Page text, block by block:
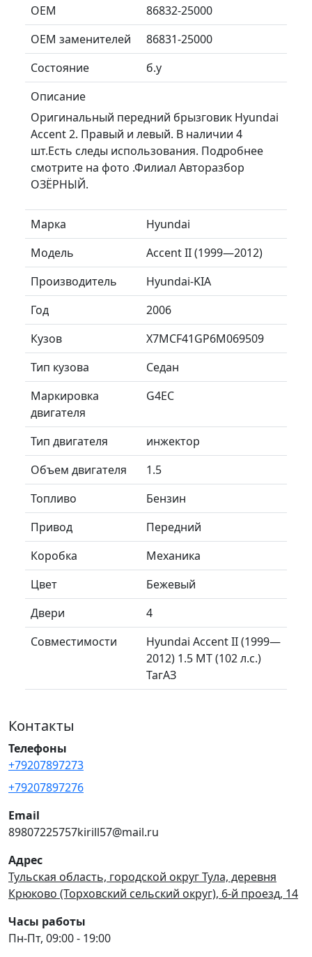
ОЕМ
86832-25000
ОЕМ заменителей
86831-25000
Состояние
б.у
Описание
Оригинальный передний брызговик Hyundai
Accent 2. Правый и левый. В наличии 4
шт.Есть следы использования. Подробнее
смотрите на фото .Филиал Авторазбор
ОЗЁРНЫЙ.
Марка
Hyundai
Модель
Accent II (1999—2012)
Производитель
Hyundai-KIA
Год
2006
Кузов
X7MCF41GP6M069509
Тип кузова
Седан
Маркировка
двигателя
G4EC
Тип двигателя
инжектор
Объем двигателя
1.5
Топливо
Бензин
Привод
Передний
Коробка
Механика
Цвет
Бежевый
Двери
4
Совместимости
Hyundai Accent II (1999—
2012) 1.5 MT (102 л.с.)
ТагАЗ
Контакты
Телефоны
+79207897273
+79207897276
Email
89807225757kirill57@mail.ru
Адрес
Тульская область, городской округ Тула, деревня
Крюково (Торховский сельский округ), 6-й проезд, 14
Часы работы
Пн-Пт, 09:00 - 19:00